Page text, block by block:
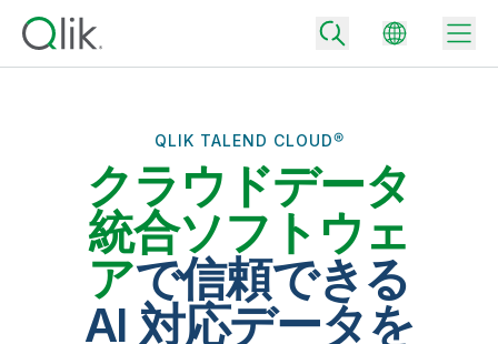
Qlik が選ばれる理由
データをビジネス成果へ
データ統合
Back
データ統合とデータ品質の価格
QLIK TALEND CLOUD®
クラウドデータ
統合ソフトウェ
アで信頼できる
AI 対応データを